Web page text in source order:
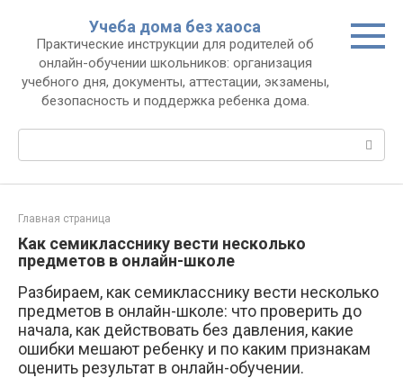
контенту
Учеба дома без хаоса
Практические инструкции для родителей об
онлайн-обучении школьников: организация
учебного дня, документы, аттестации, экзамены,
безопасность и поддержка ребенка дома.
Поиск:
Главная страница
Как семикласснику вести несколько
предметов в онлайн-школе
Разбираем, как семикласснику вести несколько
предметов в онлайн-школе: что проверить до
начала, как действовать без давления, какие
ошибки мешают ребенку и по каким признакам
оценить результат в онлайн-обучении.